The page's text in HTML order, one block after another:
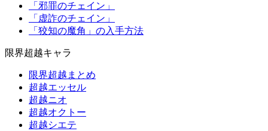
「邪罪のチェイン」
「虚詐のチェイン」
「狡知の魔角」の入手方法
限界超越キャラ
限界超越まとめ
超越エッセル
超越ニオ
超越オクトー
超越シエテ